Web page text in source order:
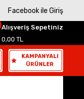
Facebook ile Giriş
Alışveriş Sepetiniz
0,00 TL
KAMPANYALI
ÜRÜNLER